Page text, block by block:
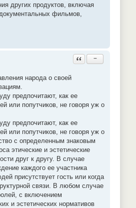
других продуктов, включая
фильмов,
Ответить с цитатой
−
народа о своей
предпочитают, как ее
или попутчиков, не говоря уж о
предпочитают, как ее
или попутчиков, не говоря уж о
с определенным знаковым
этические и эстетические
друг к другу. В случае
каждого ее участника
присутствует гость или когда
связи. В любом случае
с включением
и эстетических нормативов